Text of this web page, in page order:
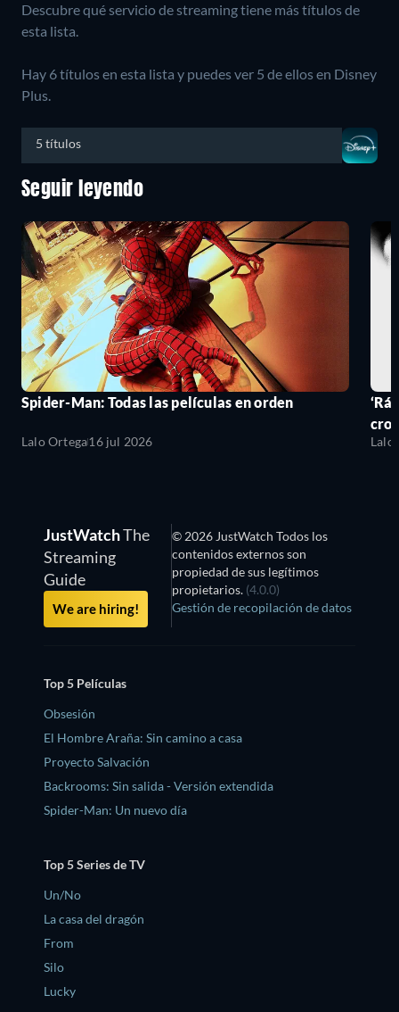
Descubre qué servicio de streaming tiene más títulos de
esta lista.
Hay 6 títulos en esta lista y puedes ver 5 de ellos en Disney
Plus.
5 títulos
Seguir leyendo
Spider-Man: Todas las películas en orden
Lalo Ortega16 jul 2026 Lalo
JustWatchThe
Streaming
Guide
We are hiring!
© 2026 JustWatch Todos los
contenidos externos son
propiedad de sus legítimos
propietarios. (4.0.0)
Gestión de recopilación de datos
Top 5 Películas
Obsesión
El Hombre Araña: Sin camino a casa
Proyecto Salvación
Backrooms: Sin salida - Versión extendida
Spider-Man: Un nuevo día
Top 5 Series de TV
Un/No
La casa del dragón
From
Silo
Lucky